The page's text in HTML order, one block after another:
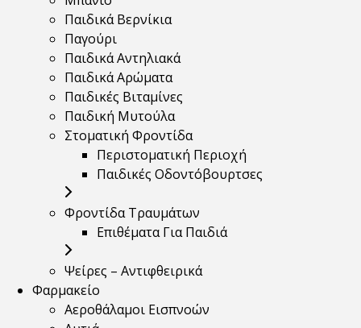
Παιδικά Βερνίκια
Παγούρι
Παιδικά Αντηλιακά
Παιδικά Αρώματα
Παιδικές Βιταμίνες
Παιδική Μυτούλα
Στοματική Φροντίδα
Περιστοματική Περιοχή
Παιδικές Οδοντόβουρτσες
Φροντίδα Τραυμάτων
Επιθέματα Για Παιδιά
Ψείρες – Αντιφθειρικά
Φαρμακείο
Αεροθάλαμοι Εισπνοών